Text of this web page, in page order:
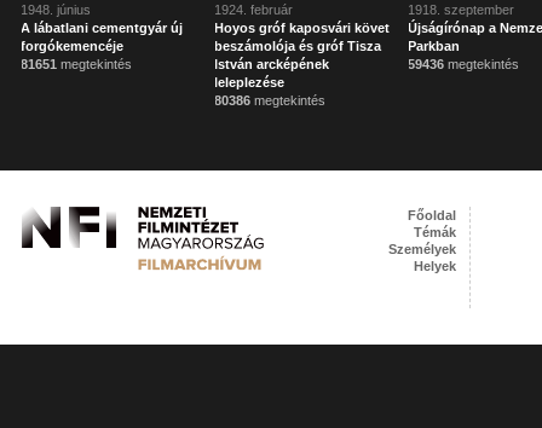
1948. június
A lábatlani cementgyár új
forgókemencéje
81651 megtekintés
1924. február
Hoyos gróf kaposvári követ
beszámolója és gróf Tisza
István arcképének
leleplezése
80386 megtekintés
1918. szeptember
Újságírónap a
Parkban
59436 megtekintés
Főoldal
Témák
Személyek
Helyek